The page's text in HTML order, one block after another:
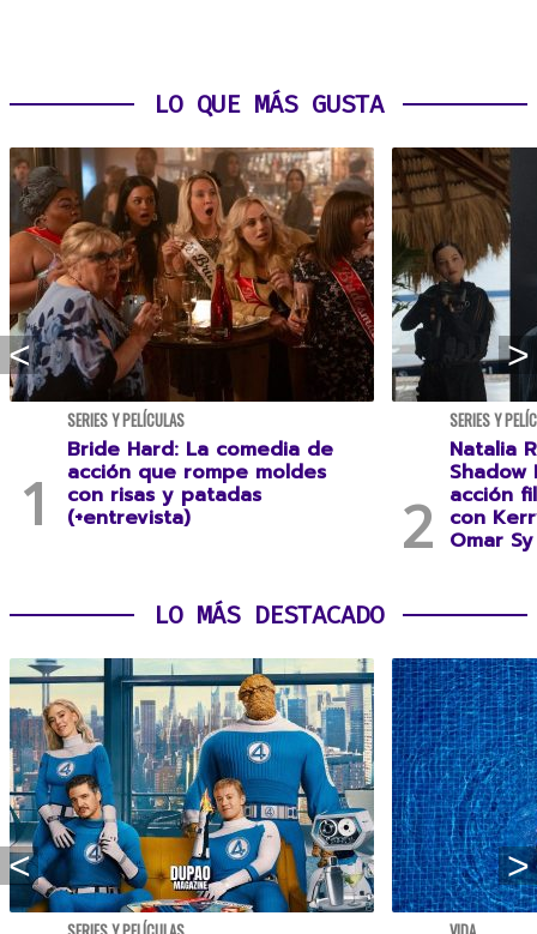
LO QUE MÁS GUSTA
SERIES Y PELÍCULAS
Bride Hard: La comedia de
acción que rompe moldes
con risas y patadas
(+entrevista)
SERIES Y
Natalia
acción
con
Omar
LO MÁS DESTACADO